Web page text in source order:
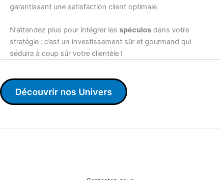
garantissant une satisfaction client optimale.
N’attendez plus pour intégrer les spéculos dans votre
stratégie : c’est un investissement sûr et gourmand qui
séduira à coup sûr votre clientèle !
Découvrir nos Univers